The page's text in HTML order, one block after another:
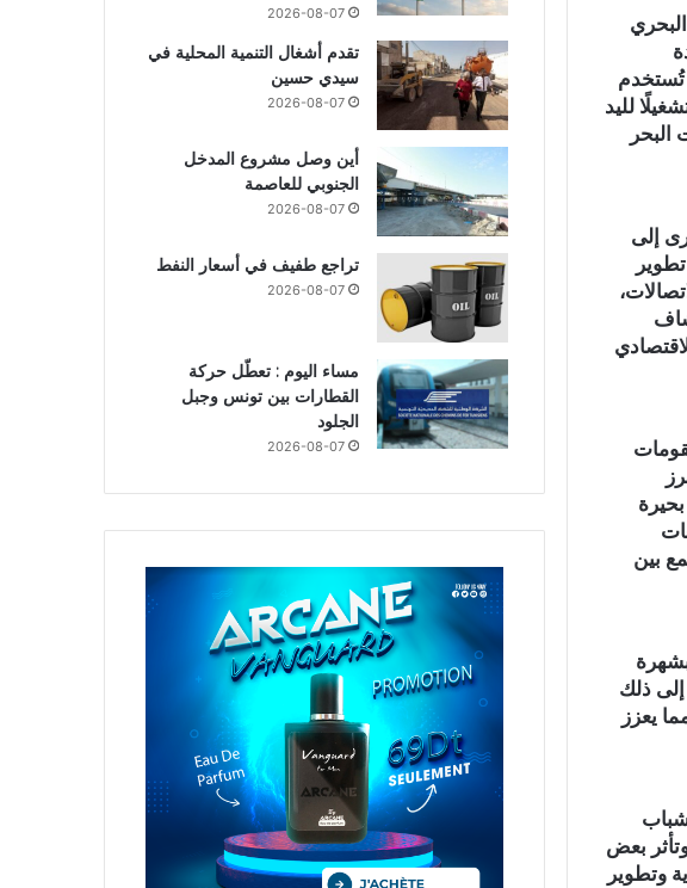
تُستخدم
لليد
البحر
إلى
بين
إلى ذلك
يعزز
بعض
وتطوير
2026-08-07
تقدم أشغال التنمية المحلية في
سيدي حسين
2026-08-07
أين وصل مشروع المدخل
الجنوبي للعاصمة
2026-08-07
تراجع طفيف في أسعار النفط
2026-08-07
مساء اليوم : تعطّل حركة
القطارات بين تونس وجبل
الجلود
2026-08-07